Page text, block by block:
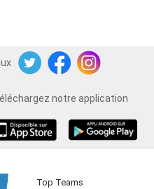
Instagram
notre application
Top Teams